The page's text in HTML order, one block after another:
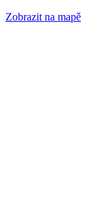
Zobrazit na mapě